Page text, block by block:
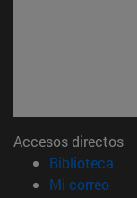
Accesos directos
Biblioteca
Mi correo